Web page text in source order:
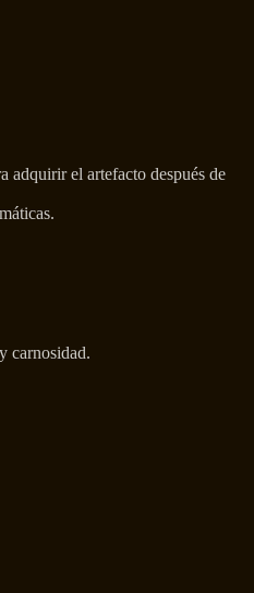
adquirir el artefacto después de
carnosidad.